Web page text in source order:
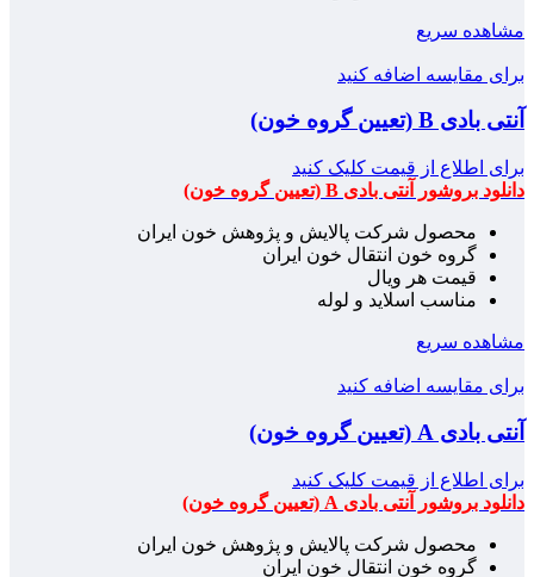
مشاهده سریع
برای مقایسه اضافه کنید
آنتی بادی B (تعیین گروه خون)
برای اطلاع از قیمت کلیک کنید
دانلود بروشور آنتی بادی B (تعیین گروه خون)
محصول شرکت پالایش و پژوهش خون ایران
گروه خون انتقال خون ایران
قیمت هر ویال
مناسب اسلاید و لوله
مشاهده سریع
برای مقایسه اضافه کنید
آنتی بادی A (تعیین گروه خون)
برای اطلاع از قیمت کلیک کنید
دانلود بروشور آنتی بادی A (تعیین گروه خون)
محصول شرکت پالایش و پژوهش خون ایران
گروه خون انتقال خون ایران